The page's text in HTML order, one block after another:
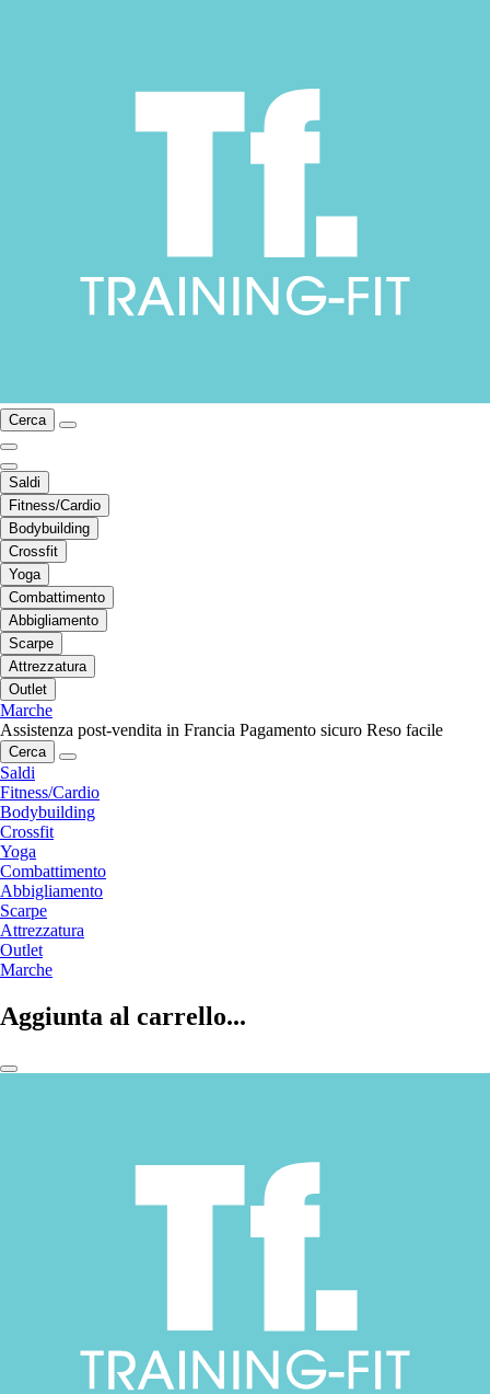
Cerca
Saldi
Fitness/Cardio
Bodybuilding
Crossfit
Yoga
Combattimento
Abbigliamento
Scarpe
Attrezzatura
Outlet
Marche
Assistenza post-vendita in Francia Pagamento sicuro Reso facile
Cerca
Saldi
Fitness/Cardio
Bodybuilding
Crossfit
Yoga
Combattimento
Abbigliamento
Scarpe
Attrezzatura
Outlet
Marche
Aggiunta al carrello...